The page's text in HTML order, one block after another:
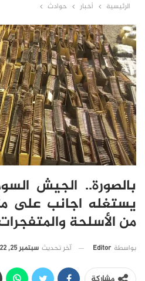
الرئيسية أخبار حوادث
بالصورة.. الجيش
يستغله اجانب على
من الأسلحة
بواسطة Editor آخر تحديث سبتمبر 25, 2022